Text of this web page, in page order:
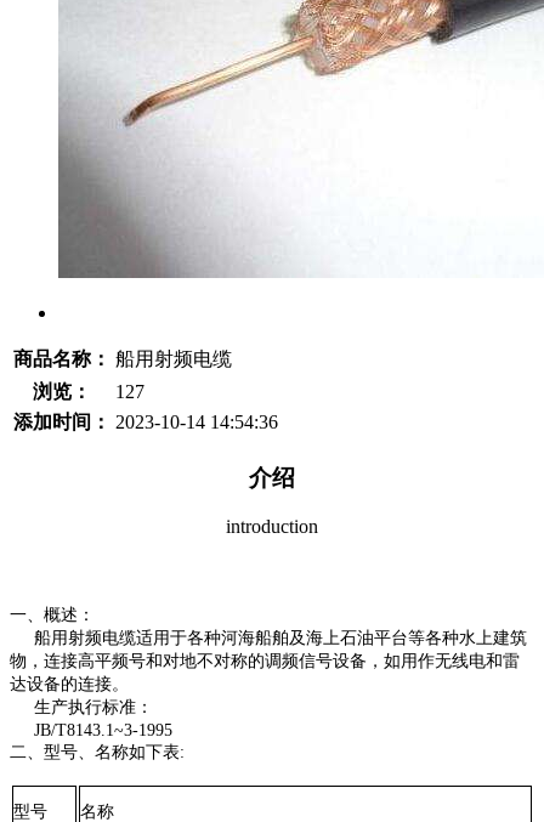
商品名称： 船用射频电缆
浏览：
127
添加时间：
2023-10-14 14:54:36
介绍
introduction
一、概述：
船用射频电缆适用于各种河海船舶及海上石油平台等各种水上建筑
物，连接高平频号和对地不对称的调频信号设备，如用作无线电和雷
达设备的连接。
生产执行标准：
JB/T8143.1~3-1995
二、型号、名称如下表:
型号 名称